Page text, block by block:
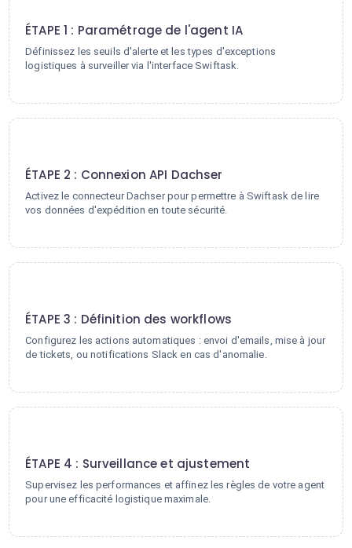
ÉTAPE 1 : Paramétrage de l'agent IA
Définissez les seuils d'alerte et les types d'exceptions
logistiques à surveiller via l'interface Swiftask.
ÉTAPE 2 : Connexion API Dachser
Activez le connecteur Dachser pour permettre à Swiftask de lire
vos données d'expédition en toute sécurité.
ÉTAPE 3 : Définition des workflows
Configurez les actions automatiques : envoi d'emails, mise à jour
de tickets, ou notifications Slack en cas d'anomalie.
ÉTAPE 4 : Surveillance et ajustement
Supervisez les performances et affinez les règles de votre agent
pour une efficacité logistique maximale.